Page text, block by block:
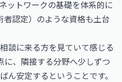
ットワークの基礎を体系的に
認定） のような資格も土台
談に来る方を見ていて感じる
に、隣接する分野へ少しずつ
ん安定するということです。